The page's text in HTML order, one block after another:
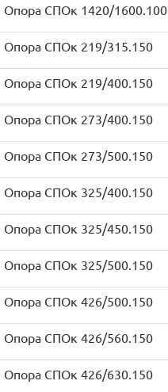
Опора СПОк 1420/1600.100
Опора СПОк 219/315.150
Опора СПОк 219/400.150
Опора СПОк 273/400.150
Опора СПОк 273/500.150
Опора СПОк 325/400.150
Опора СПОк 325/450.150
Опора СПОк 325/500.150
Опора СПОк 426/500.150
Опора СПОк 426/560.150
Опора СПОк 426/630.150